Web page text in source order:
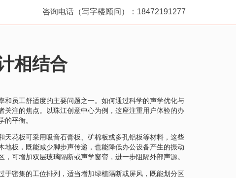
咨询电话（写字楼顾问）：18472191277
相结合
和员工舒适度的主要问题之一。如何通过科学的声学优化与
关注的焦点。以珠江创意中心为例，这座注重用户体验的办
平衡。
天花板可采用吸音石膏板、矿棉板或多孔铝板等材料，这些
板，既能减少脚步声传递，也能降低办公设备产生的振动
可增加双层玻璃隔断或声学窗帘，进一步阻隔外部声源。
于密集的工位排列，适当增加绿植隔断或屏风，既能划分区